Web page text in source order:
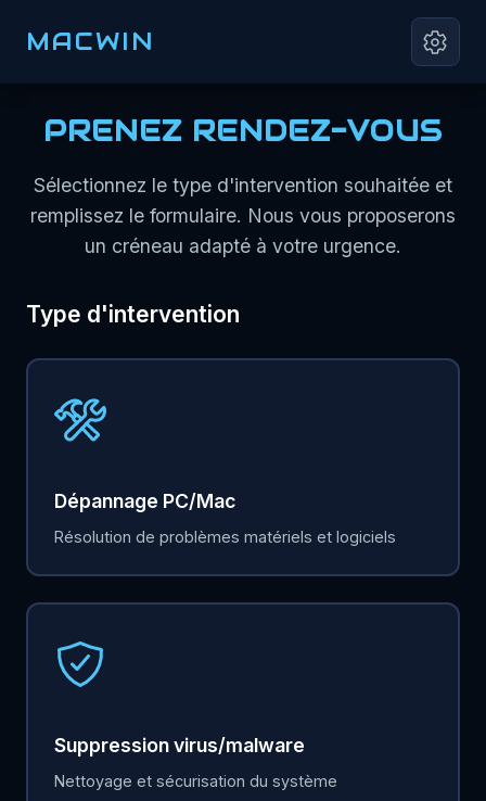
MACWIN
PRENEZ RENDEZ-VOUS
Sélectionnez le type d'intervention souhaitée et
remplissez le formulaire. Nous vous proposerons
un créneau adapté à votre urgence.
Type d'intervention
Dépannage PC/Mac
Résolution de problèmes matériels et logiciels
Suppression virus/malware
Nettoyage et sécurisation du système